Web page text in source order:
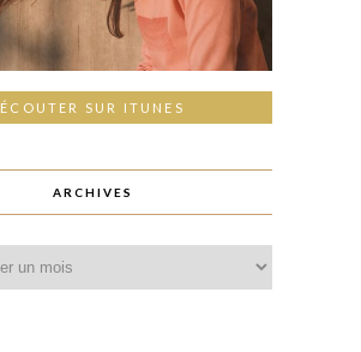
ÉCOUTER SUR ITUNES
ARCHIVES